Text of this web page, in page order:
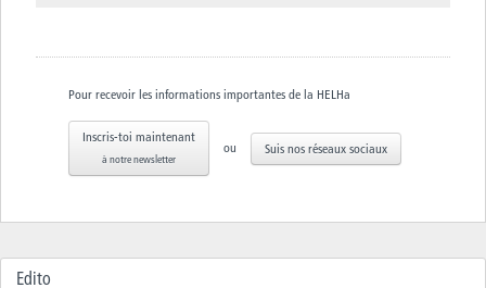
Pour recevoir les informations importantes de la HELHa
Inscris-toi maintenant
à notre newsletter
ou Suis nos réseaux sociaux
Edito